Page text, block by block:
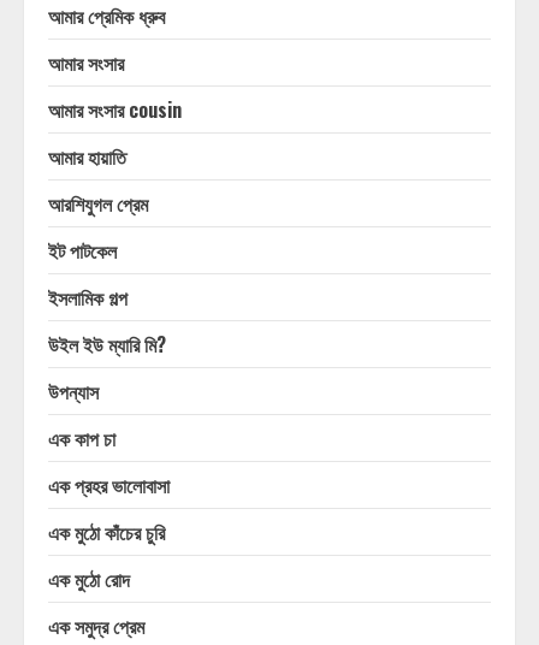
আমার প্রেমিক ধ্রুব
আমার সংসার
আমার সংসার cousin
আমার হায়াতি
আরশিযুগল প্রেম
ইট পাটকেল
ইসলামিক গল্প
উইল ইউ ম্যারি মি?
উপন্যাস
এক কাপ চা
এক প্রহর ভালোবাসা
এক মুঠো কাঁচের চুরি
এক মুঠো রোদ
এক সমুদ্র প্রেম